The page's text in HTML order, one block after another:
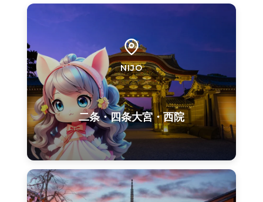
NIJO
二条・四条大宮・西院